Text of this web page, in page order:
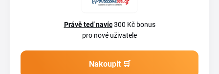
Právě teď navíc300 Kč bonus
pro nové uživatele
Nakoupit 🛒